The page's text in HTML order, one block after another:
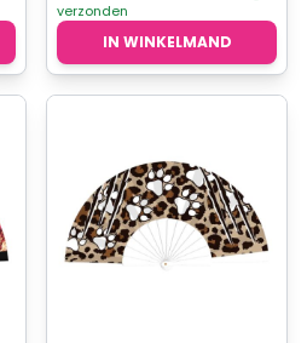
verzonden
IN WINKELMAND